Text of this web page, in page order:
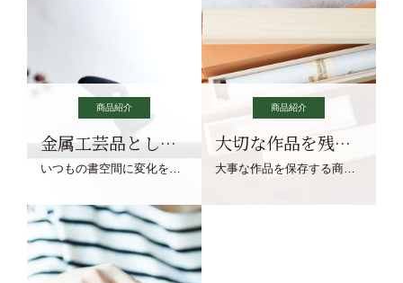
商品紹介
金属工芸品としての文鎮
商品紹介
大切な作品を残す作品保存商品